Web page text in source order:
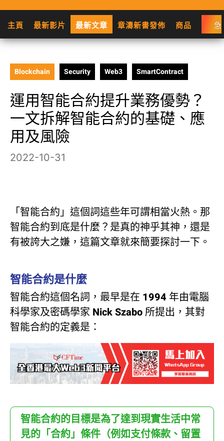
主頁 最新影片 最新文章 章濤新書發佈 商品 急
Blockchain Security Web3 SmartContract
運用智能合約提升業務優勢？
一文拆解智能合約的基礎、應
用及風險
2022-10-31
「智能合約」這個詞這些年可謂相當火熱。那
智能合約到底是什麼？是真的神乎其神，還是
有被誇大之嫌，這篇文章就來簡要探討一下。
智能合約是什麼
智能合約這個名詞，最早是在 1994 年由電腦
科學家及密碼學家 Nick Szabo 所提出，其對
智能合約的定義是：
智能合約的目標是為了達到現實生活中常
見的「合約」條件（例如支付條款、留置